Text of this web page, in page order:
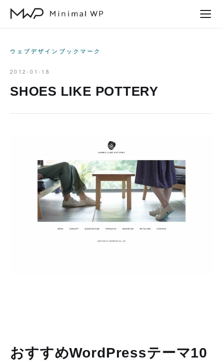
ウェブデザインブックマーク
2012-01-18
SHOES LIKE POTTERY
おすすめWordPressテーマ10